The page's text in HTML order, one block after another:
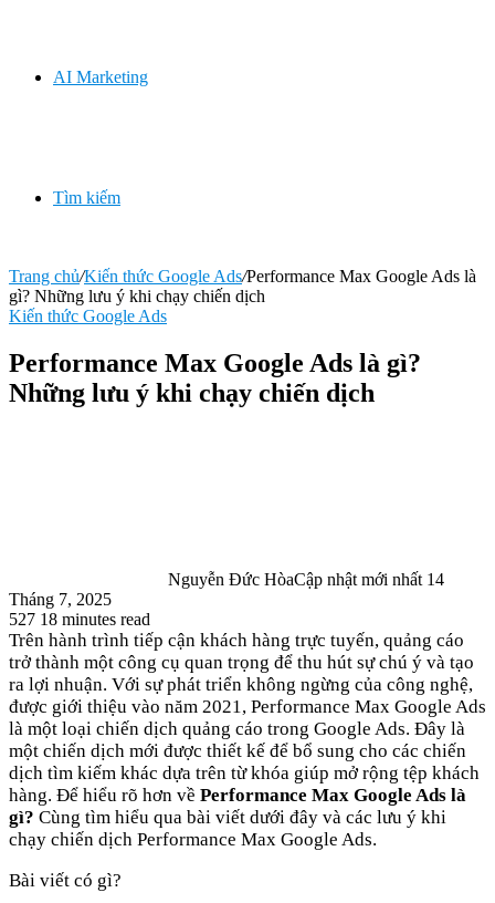
AI Marketing
Tìm kiếm
Trang chủ/Kiến thức Google Ads/Performance Max Google Ads là
gì? Những lưu ý khi chạy chiến dịch
Kiến thức Google Ads
Performance Max Google Ads là gì?
Những lưu ý khi chạy chiến dịch
Nguyễn Đức HòaCập nhật mới nhất 14
Tháng 7, 2025
527 18 minutes read
Trên hành trình tiếp cận khách hàng trực tuyến, quảng cáo
trở thành một công cụ quan trọng để thu hút sự chú ý và tạo
ra lợi nhuận. Với sự phát triển không ngừng của công nghệ,
được giới thiệu vào năm 2021, Performance Max Google Ads
là một loại chiến dịch quảng cáo trong Google Ads. Đây là
một chiến dịch mới được thiết kế để bổ sung cho các chiến
dịch tìm kiếm khác dựa trên từ khóa giúp mở rộng tệp khách
hàng. Để hiểu rõ hơn về Performance Max Google Ads là
gì? Cùng tìm hiểu qua bài viết dưới đây và các lưu ý khi
chạy chiến dịch Performance Max Google Ads.
Bài viết có gì?